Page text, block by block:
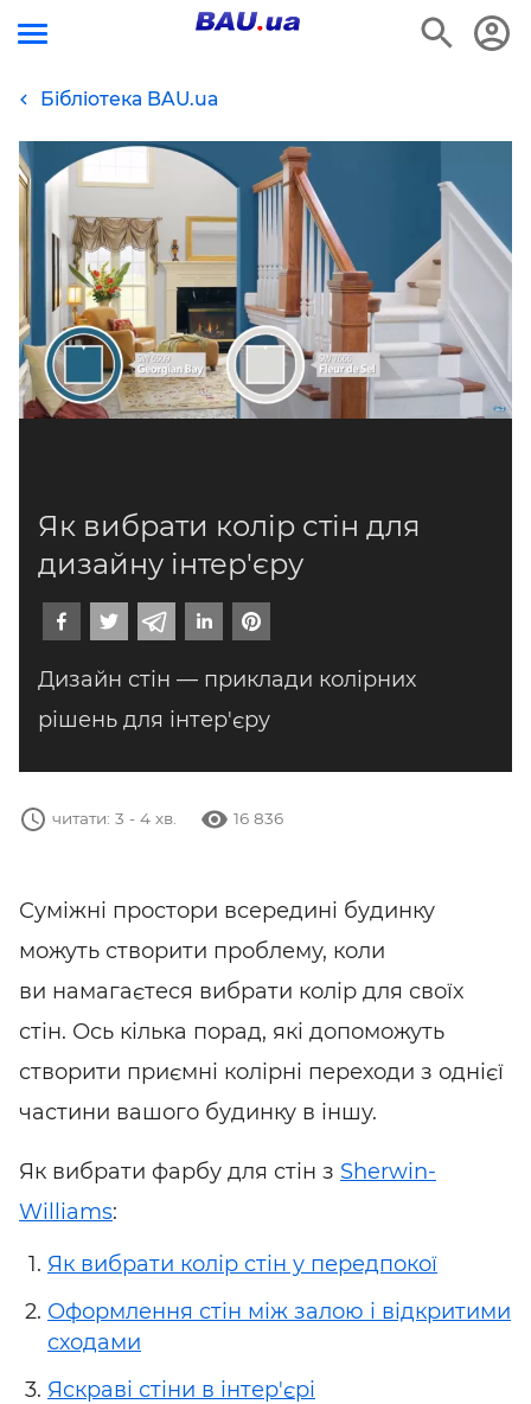
Бібліотека BAU.ua
Як вибрати колір стін для
дизайну інтер'єру
Дизайн стін — приклади колірних
рішень для інтер'єру
16 836
Суміжні простори всередині будинку
можуть створити проблему, коли
ви намагаєтеся вибрати колір для своїх
стін. Ось кілька порад, які допоможуть
створити приємні колірні переходи з однієї
частини вашого будинку в іншу.
Як вибрати фарбу для стін з Sherwin-
Williams:
Як вибрати колір стін у передпокої
Оформлення стін між залою і відкритими
сходами
Яскраві стіни в інтер'єрі